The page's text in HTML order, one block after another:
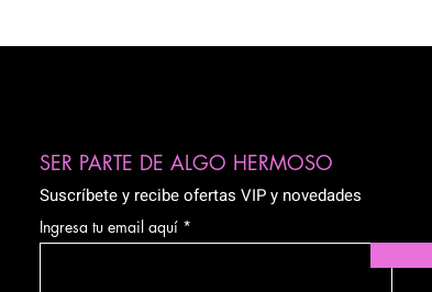
SER PARTE DE ALGO HERMOSO
Suscríbete y recibe ofertas VIP y novedades
Ingresa tu email aquí